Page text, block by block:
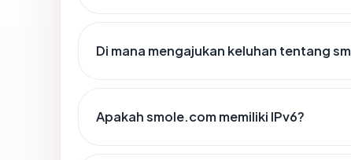
Di mana mengajukan keluhan tentang
Apakah smole.com memiliki IPv6?